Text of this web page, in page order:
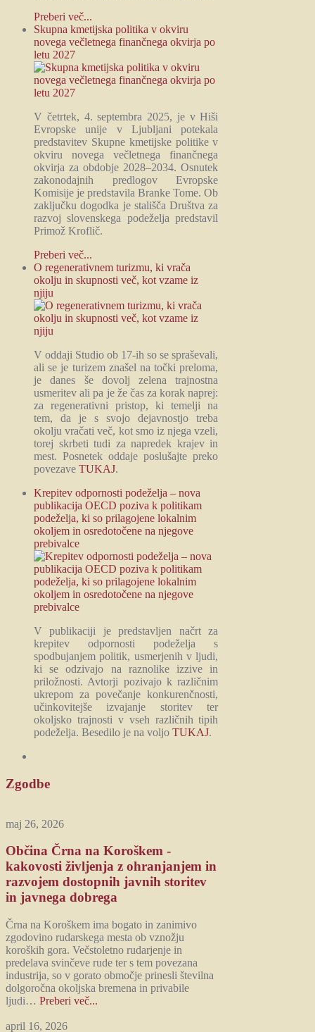
Preberi več...
Skupna kmetijska politika v okviru
novega večletnega finančnega okvirja po
letu 2027
V četrtek, 4. septembra 2025, je v Hiši
Evropske unije v Ljubljani potekala
predstavitev Skupne kmetijske politike v
okviru novega večletnega finančnega
okvirja za obdobje 2028–2034. Osnutek
zakonodajnih predlogov Evropske
Komisije je predstavila Branke Tome. Ob
zaključku dogodka je stališča Društva za
razvoj slovenskega podeželja predstavil
Primož Kroflič.
Preberi več...
O regenerativnem turizmu, ki vrača
okolju in skupnosti več, kot vzame iz
njiju
V oddaji Studio ob 17-ih so se spraševali,
ali se je turizem znašel na točki preloma,
je danes še dovolj zelena trajnostna
usmeritev ali pa je že čas za korak naprej:
za regenerativni pristop, ki temelji na
tem, da je s svojo dejavnostjo treba
okolju vračati več, kot smo iz njega vzeli,
torej skrbeti tudi za napredek krajev in
mest. Posnetek oddaje poslušajte preko
povezave TUKAJ.
Krepitev odpornosti podeželja – nova
publikacija OECD poziva k politikam
podeželja, ki so prilagojene lokalnim
okoljem in osredotočene na njegove
prebivalce
V publikaciji je predstavljen načrt za
krepitev odpornosti podeželja s
spodbujanjem politik, usmerjenih v ljudi,
ki se odzivajo na raznolike izzive in
priložnosti. Avtorji pozivajo k različnim
ukrepom za povečanje konkurenčnosti,
učinkovitejše izvajanje storitev ter
okoljsko trajnosti v vseh različnih tipih
podeželja. Besedilo je na voljo TUKAJ.
Zgodbe
maj 26, 2026
Občina Črna na Koroškem -
kakovosti življenja z ohranjanjem in
razvojem dostopnih javnih storitev
in javnega dobrega
Črna na Koroškem ima bogato in zanimivo
zgodovino rudarskega mesta ob vznožju
koroških gora. Večstoletno rudarjenje in
predelava svinčeve rude ter s tem povezana
industrija, so v gorato območje prinesli številna
dolgoročna okoljska bremena in privabile
ljudi… Preberi več...
april 16, 2026